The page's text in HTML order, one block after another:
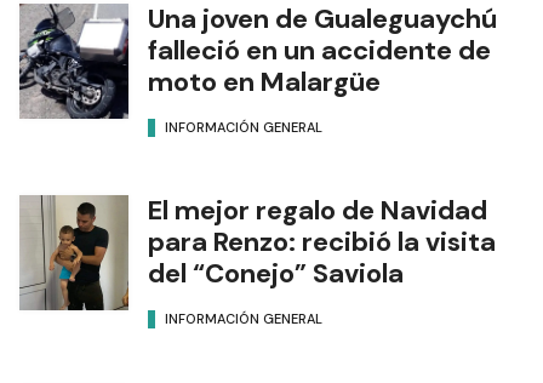
Una joven de Gualeguaychú
falleció en un accidente de
moto en Malargüe
INFORMACIÓN GENERAL
El mejor regalo de Navidad
para Renzo: recibió la visita
del “Conejo” Saviola
INFORMACIÓN GENERAL